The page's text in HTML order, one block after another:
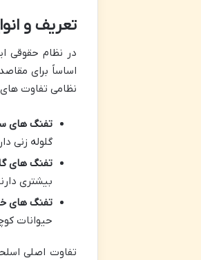
تعریف و
در نظام حقوقی
اساساً برای
نظامی تفاوت های
تفنگ های
گلوله زنی
تفنگ های
بیشتری
تفنگ های
حیوانات
تفاوت اصلی